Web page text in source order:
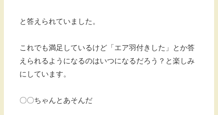
と答えられていました。
これでも満足しているけど「エア羽付きした」とか答
えられるようになるのはいつになるだろう？と楽しみ
にしています。
〇〇ちゃんとあそんだ